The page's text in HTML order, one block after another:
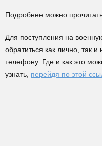
Подробнее можно
Для поступления на
обратиться как лично, так
телефону. Где и как это
узнать, перейдя по этой